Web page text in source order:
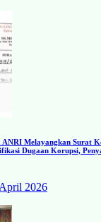
Melayangkan Surat
Dugaan Korupsi,
2026